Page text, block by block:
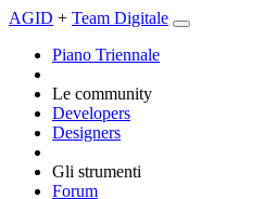
AGID + Team Digitale
Piano Triennale
Le community
Developers
Designers
Gli strumenti
Forum